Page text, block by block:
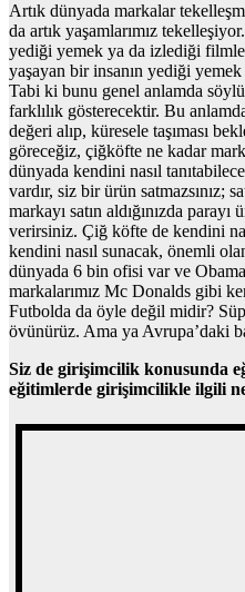
Artık dünyada markalar
da artık yaşamlarımız
yediği yemek ya da izlediği filmle
yaşayan bir insanın yediği
Tabi ki bunu genel anlamda
farklılık gösterecektir. Bu
değeri alıp, küresele taşıması
göreceğiz, çiğköfte ne kadar
dünyada kendini nasıl
vardır, siz bir ürün satmazsınız;
markayı satın aldığınızda
verirsiniz. Çiğ köfte de kendini
kendini nasıl sunacak, önemli
dünyada 6 bin ofisi var ve
markalarımız Mc Donalds gibi
Futbolda da öyle değil midir?
övünürüz. Ama ya Avrupa’daki
Siz de girişimcilik konusunda
eğitimlerde girişimcilikle ilgili